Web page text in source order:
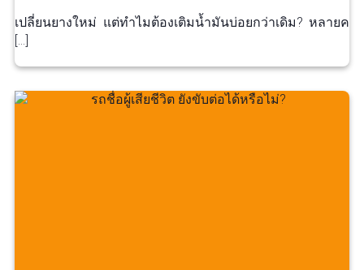
เปลี่ยนยางใหม่ แต่ทำไมต้องเติมน้ำมันบ่อยกว่าเดิม? หลายค
[…]